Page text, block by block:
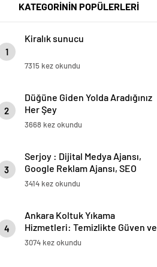
KATEGORİNİN POPÜLERLERİ
1
Kiralık sunucu
7315 kez okundu
2
Düğüne Giden Yolda Aradığınız
Her Şey
3668 kez okundu
3
Serjoy : Dijital Medya Ajansı,
Google Reklam Ajansı, SEO
Ajansı ve Web Tasarım Ajansı
3414 kez okundu
4
Ankara Koltuk Yıkama
Hizmetleri: Temizlikte Güven ve
Kalitenin Adresi
3074 kez okundu